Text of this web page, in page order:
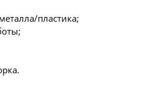
пластика;